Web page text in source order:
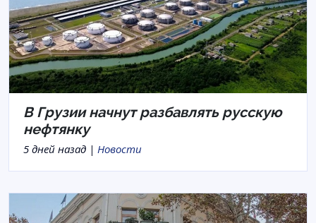
В Грузии начнут разбавлять русскую
нефтянку
5 дней назад | Новости